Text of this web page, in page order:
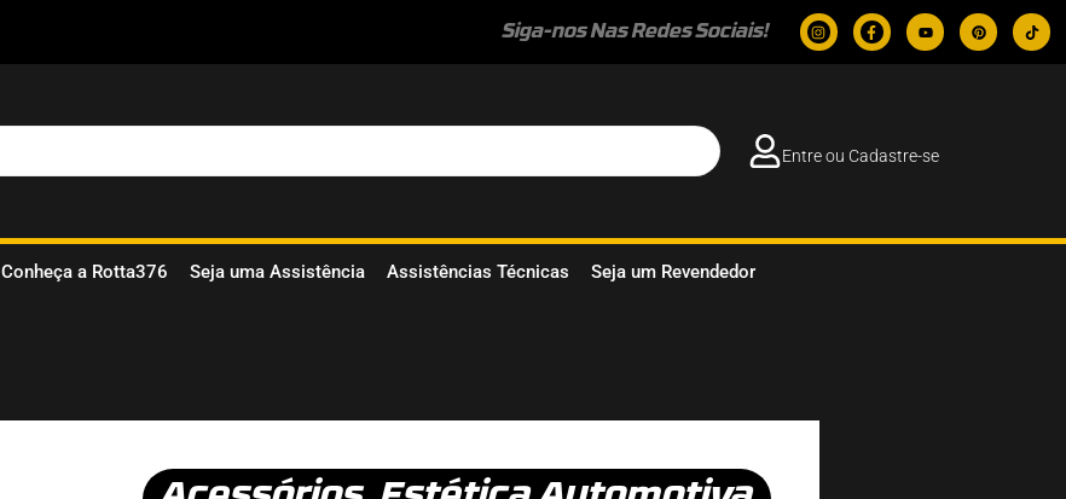
Siga-nos Nas Redes Sociais!
Entre ou Cadastre-se
Conheça a Rotta376 Seja uma Assistência Assistências Técnicas Seja um Revendedor